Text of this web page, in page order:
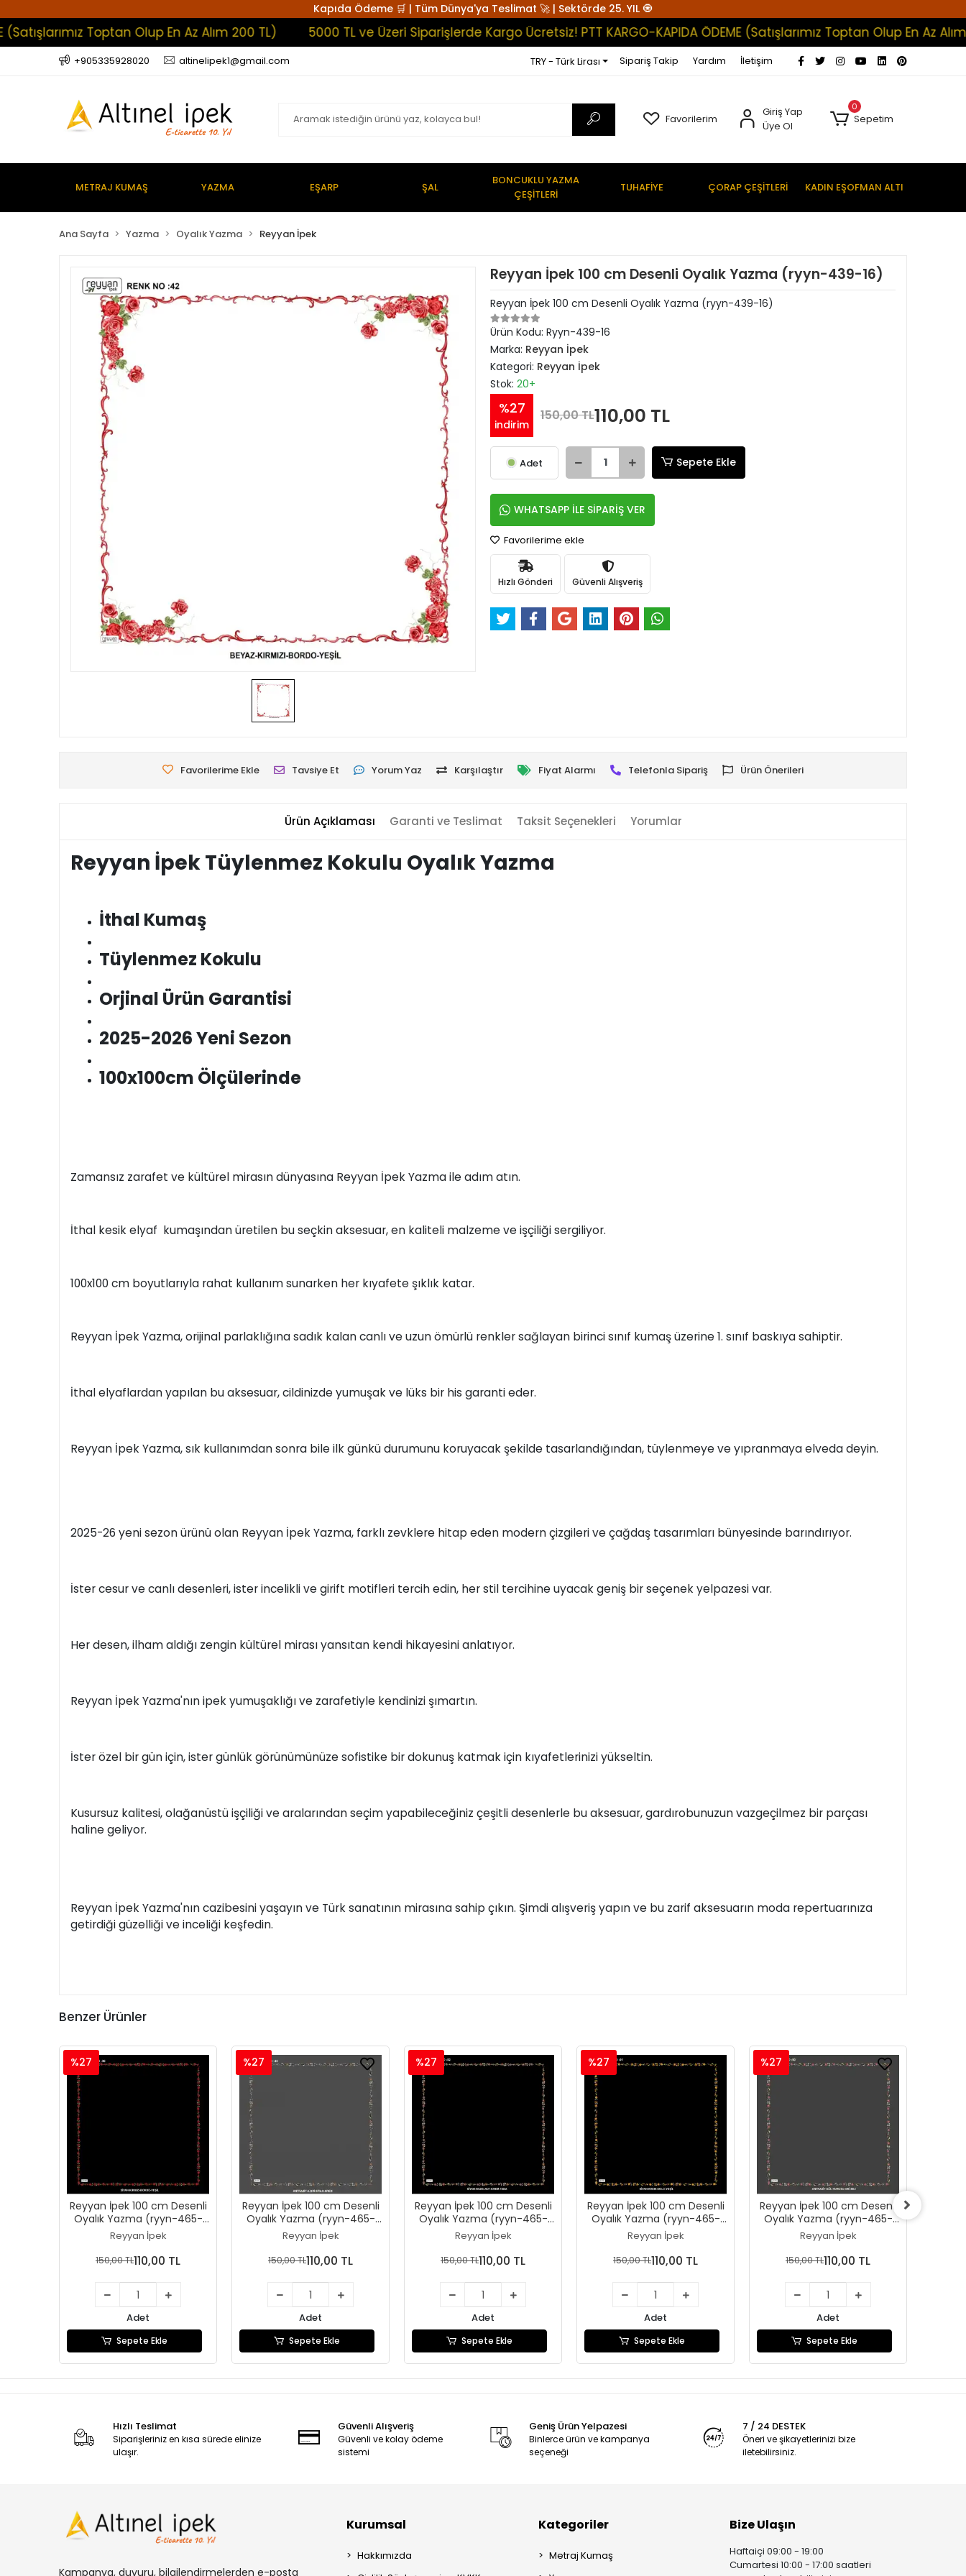
Kapıda Ödeme 🛒 | Tüm Dünya'ya Teslimat 🚀 | Sektörde 25. YIL 🧿
Toptan Olup En Az Alım 200 TL) 5000 TL ve Üzeri Siparişlerde Kargo Ücretsiz! PTT KARGO-KAPIDA ÖDEME (Satışlarımız Toptan Olup En Az Alım 200
+905335928020 altinelipek1@gmail.com TRY - Türk Lirası Sipariş Takip Yardım İletişim
Favorilerim
Giriş Yap
Üye Ol
0
Sepetim
METRAJ KUMAŞ YAZMA EŞARP ŞAL
BONCUKLU YAZMA
ÇEŞİTLERİ
TUHAFİYE ÇORAP ÇEŞİTLERİ KADIN EŞOFMAN ALTI
Ana Sayfa Yazma Oyalık Yazma Reyyan İpek
Reyyan İpek 100 cm Desenli Oyalık Yazma (ryyn-439-16)
Reyyan İpek 100 cm Desenli Oyalık Yazma (ryyn-439-16)
Ürün Kodu: Ryyn-439-16
Marka: Reyyan İpek
Kategori: Reyyan İpek
Stok: 20+
%27
indirim
150,00 TL110,00 TL
Adet Sepete Ekle
WHATSAPP İLE SİPARİŞ VER
Favorilerime ekle
Hızlı Gönderi Güvenli Alışveriş
Favorilerime Ekle Tavsiye Et Yorum Yaz Karşılaştır Fiyat Alarmı Telefonla Sipariş Ürün Önerileri
Ürün Açıklaması Garanti ve Teslimat Taksit Seçenekleri Yorumlar
Reyyan İpek Tüylenmez Kokulu Oyalık Yazma
İthal Kumaş
Tüylenmez Kokulu
Orjinal Ürün Garantisi
2025-2026 Yeni Sezon
100x100cm Ölçülerinde
Zamansız zarafet ve kültürel mirasın dünyasına Reyyan İpek Yazma ile adım atın.
İthal kesik elyaf kumaşından üretilen bu seçkin aksesuar, en kaliteli malzeme ve işçiliği sergiliyor.
100x100 cm boyutlarıyla rahat kullanım sunarken her kıyafete şıklık katar.
Reyyan İpek Yazma, orijinal parlaklığına sadık kalan canlı ve uzun ömürlü renkler sağlayan birinci sınıf kumaş üzerine 1. sınıf baskıya sahiptir.
İthal elyaflardan yapılan bu aksesuar, cildinizde yumuşak ve lüks bir his garanti eder.
Reyyan İpek Yazma, sık kullanımdan sonra bile ilk günkü durumunu koruyacak şekilde tasarlandığından, tüylenmeye ve yıpranmaya elveda deyin.
2025-26 yeni sezon ürünü olan Reyyan İpek Yazma, farklı zevklere hitap eden modern çizgileri ve çağdaş tasarımları bünyesinde barındırıyor.
İster cesur ve canlı desenleri, ister incelikli ve girift motifleri tercih edin, her stil tercihine uyacak geniş bir seçenek yelpazesi var.
Her desen, ilham aldığı zengin kültürel mirası yansıtan kendi hikayesini anlatıyor.
Reyyan İpek Yazma'nın ipek yumuşaklığı ve zarafetiyle kendinizi şımartın.
İster özel bir gün için, ister günlük görünümünüze sofistike bir dokunuş katmak için kıyafetlerinizi yükseltin.
Kusursuz kalitesi, olağanüstü işçiliği ve aralarından seçim yapabileceğiniz çeşitli desenlerle bu aksesuar, gardırobunuzun vazgeçilmez bir parçası
haline geliyor.
Reyyan İpek Yazma'nın cazibesini yaşayın ve Türk sanatının mirasına sahip çıkın. Şimdi alışveriş yapın ve bu zarif aksesuarın moda repertuarınıza
getirdiği güzelliği ve inceliği keşfedin.
Benzer Ürünler
Reyyan İpek 100 cm Desenli
Oyalık Yazma (ryyn-465-
27)
Reyyan İpek
%27
150,00 TL110,00 TL
Adet
Sepete Ekle
Reyyan İpek 100 cm Desenli
Oyalık Yazma (ryyn-465-
26)
Reyyan İpek
%27
150,00 TL110,00 TL
Adet
Sepete Ekle
Reyyan İpek 100 cm Desenli
Oyalık Yazma (ryyn-465-
25)
Reyyan İpek
%27
150,00 TL110,00 TL
Adet
Sepete Ekle
Reyyan İpek 100 cm Desenli
Oyalık Yazma (ryyn-465-
24)
Reyyan İpek
%27
150,00 TL110,00 TL
Adet
Sepete Ekle
Reyyan İpek 100 cm Desenli
Oyalık Yazma (ryyn-465-
23)
Reyyan İpek
%27
150,00 TL110,00 TL
Adet
Sepete Ekle
Hızlı Teslimat
Siparişleriniz en kısa sürede elinize
ulaşır.
Güvenli Alışveriş
Güvenli ve kolay ödeme
sistemi
Geniş Ürün Yelpazesi
Binlerce ürün ve kampanya
seçeneği
7 / 24 DESTEK
Öneri ve şikayetlerinizi bize
iletebilirsiniz.
Kampanya, duyuru, bilgilendirmelerden e-posta
Kurumsal
Hakkımızda
Kategoriler
Metraj Kumaş
Bize Ulaşın
Haftaiçi 09:00 - 19:00
Cumartesi 10:00 - 17:00 saatleri